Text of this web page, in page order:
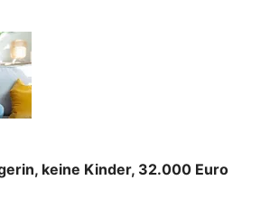
keine Kinder, 32.000 Euro